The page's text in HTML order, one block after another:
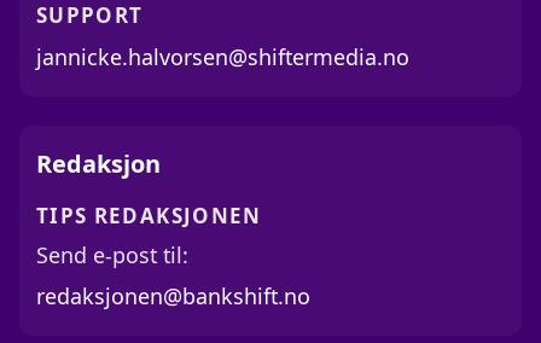
SUPPORT
jannicke.halvorsen@shiftermedia.no
Redaksjon
TIPS REDAKSJONEN
Send e-post til:
redaksjonen@bankshift.no